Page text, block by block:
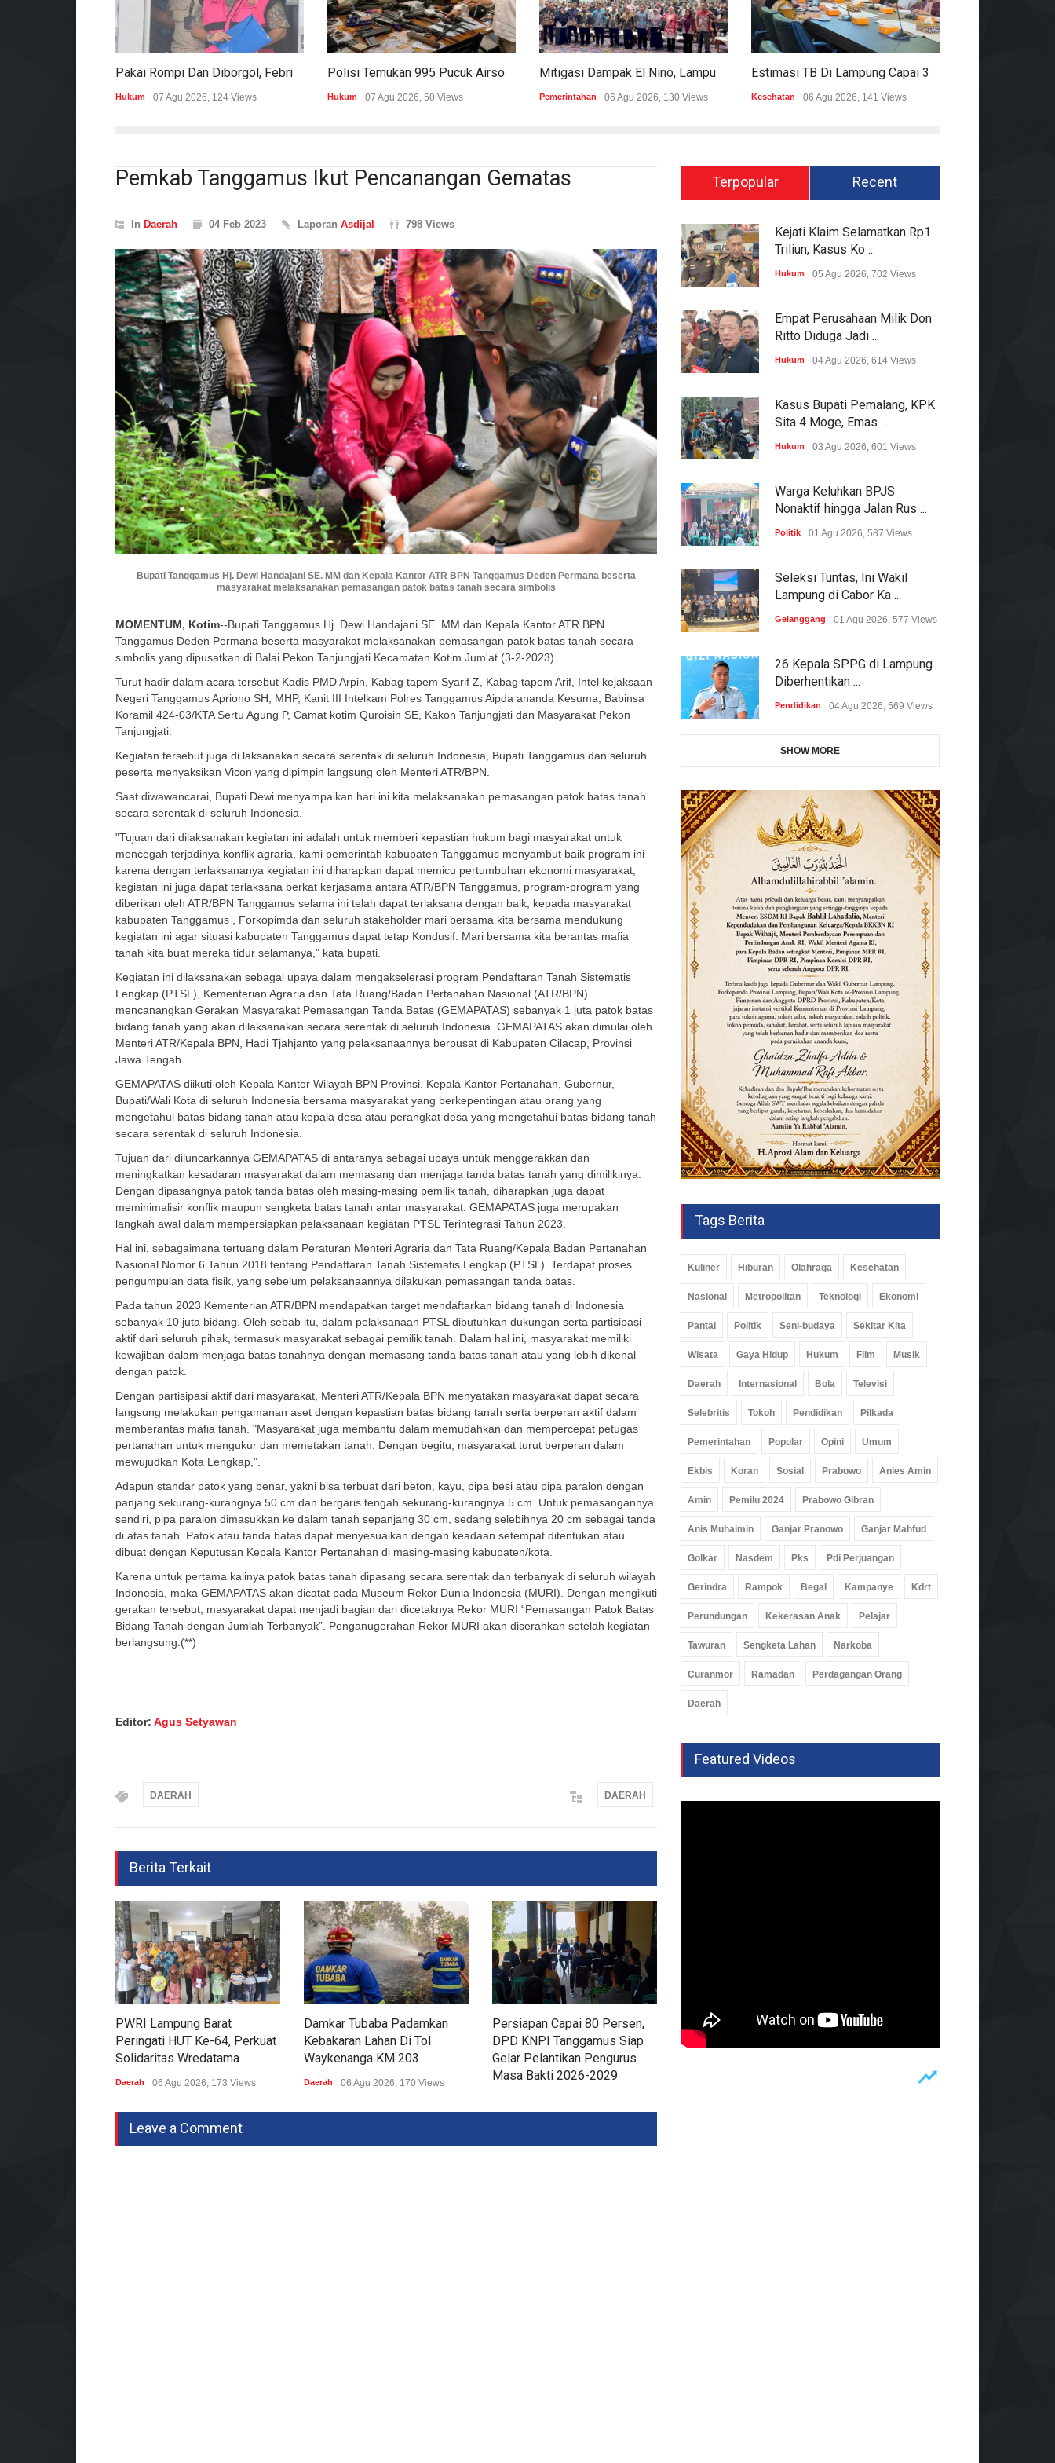
Hukum 07 Agu 2026, 124 Views Hukum 07 Agu 2026, 50 Views Pemerintahan 06 Agu 2026, 130 Views Kesehatan 06 Agu 2026, 141 Views
Pemkab Tanggamus Ikut Pencanangan Gematas
In Daerah 04 Feb 2023 Laporan Asdijal 798 Views
Bupati Tanggamus Hj. Dewi Handajani SE. MM dan Kepala Kantor ATR BPN Tanggamus Deden Permana beserta
masyarakat melaksanakan pemasangan patok batas tanah secara simbolis
MOMENTUM, Kotim--Bupati Tanggamus Hj. Dewi Handajani SE. MM dan Kepala Kantor ATR BPN
Tanggamus Deden Permana beserta masyarakat melaksanakan pemasangan patok batas tanah secara
simbolis yang dipusatkan di Balai Pekon Tanjungjati Kecamatan Kotim Jum'at (3-2-2023).
Turut hadir dalam acara tersebut Kadis PMD Arpin, Kabag tapem Syarif Z, Kabag tapem Arif, Intel kejaksaan
Negeri Tanggamus Apriono SH, MHP, Kanit III Intelkam Polres Tanggamus Aipda ananda Kesuma, Babinsa
Koramil 424-03/KTA Sertu Agung P, Camat kotim Quroisin SE, Kakon Tanjungjati dan Masyarakat Pekon
Tanjungjati.
Kegiatan tersebut juga di laksanakan secara serentak di seluruh Indonesia, Bupati Tanggamus dan seluruh
peserta menyaksikan Vicon yang dipimpin langsung oleh Menteri ATR/BPN.
Saat diwawancarai, Bupati Dewi menyampaikan hari ini kita melaksanakan pemasangan patok batas tanah
secara serentak di seluruh Indonesia.
"Tujuan dari dilaksanakan kegiatan ini adalah untuk memberi kepastian hukum bagi masyarakat untuk
mencegah terjadinya konflik agraria, kami pemerintah kabupaten Tanggamus menyambut baik program ini
karena dengan terlaksananya kegiatan ini diharapkan dapat memicu pertumbuhan ekonomi masyarakat,
kegiatan ini juga dapat terlaksana berkat kerjasama antara ATR/BPN Tanggamus, program-program yang
diberikan oleh ATR/BPN Tanggamus selama ini telah dapat terlaksana dengan baik, kepada masyarakat
kabupaten Tanggamus , Forkopimda dan seluruh stakeholder mari bersama kita bersama mendukung
kegiatan ini agar situasi kabupaten Tanggamus dapat tetap Kondusif. Mari bersama kita berantas mafia
tanah kita buat mereka tidur selamanya," kata bupati.
Kegiatan ini dilaksanakan sebagai upaya dalam mengakselerasi program Pendaftaran Tanah Sistematis
Lengkap (PTSL), Kementerian Agraria dan Tata Ruang/Badan Pertanahan Nasional (ATR/BPN)
mencanangkan Gerakan Masyarakat Pemasangan Tanda Batas (GEMAPATAS) sebanyak 1 juta patok batas
bidang tanah yang akan dilaksanakan secara serentak di seluruh Indonesia. GEMAPATAS akan dimulai oleh
Menteri ATR/Kepala BPN, Hadi Tjahjanto yang pelaksanaannya berpusat di Kabupaten Cilacap, Provinsi
Jawa Tengah.
GEMAPATAS diikuti oleh Kepala Kantor Wilayah BPN Provinsi, Kepala Kantor Pertanahan, Gubernur,
Bupati/Wali Kota di seluruh Indonesia bersama masyarakat yang berkepentingan atau orang yang
mengetahui batas bidang tanah atau kepala desa atau perangkat desa yang mengetahui batas bidang tanah
secara serentak di seluruh Indonesia.
Tujuan dari diluncarkannya GEMAPATAS di antaranya sebagai upaya untuk menggerakkan dan
meningkatkan kesadaran masyarakat dalam memasang dan menjaga tanda batas tanah yang dimilikinya.
Dengan dipasangnya patok tanda batas oleh masing-masing pemilik tanah, diharapkan juga dapat
meminimalisir konflik maupun sengketa batas tanah antar masyarakat. GEMAPATAS juga merupakan
langkah awal dalam mempersiapkan pelaksanaan kegiatan PTSL Terintegrasi Tahun 2023.
Hal ini, sebagaimana tertuang dalam Peraturan Menteri Agraria dan Tata Ruang/Kepala Badan Pertanahan
Nasional Nomor 6 Tahun 2018 tentang Pendaftaran Tanah Sistematis Lengkap (PTSL). Terdapat proses
pengumpulan data fisik, yang sebelum pelaksanaannya dilakukan pemasangan tanda batas.
Pada tahun 2023 Kementerian ATR/BPN mendapatkan target mendaftarkan bidang tanah di Indonesia
sebanyak 10 juta bidang. Oleh sebab itu, dalam pelaksanaan PTSL dibutuhkan dukungan serta partisipasi
aktif dari seluruh pihak, termasuk masyarakat sebagai pemilik tanah. Dalam hal ini, masyarakat memiliki
kewajiban dalam menjaga batas tanahnya dengan memasang tanda batas tanah atau yang lebih dikenal
dengan patok.
Dengan partisipasi aktif dari masyarakat, Menteri ATR/Kepala BPN menyatakan masyarakat dapat secara
langsung melakukan pengamanan aset dengan kepastian batas bidang tanah serta berperan aktif dalam
memberantas mafia tanah. "Masyarakat juga membantu dalam memudahkan dan mempercepat petugas
pertanahan untuk mengukur dan memetakan tanah. Dengan begitu, masyarakat turut berperan dalam
mewujudkan Kota Lengkap,".
Adapun standar patok yang benar, yakni bisa terbuat dari beton, kayu, pipa besi atau pipa paralon dengan
panjang sekurang-kurangnya 50 cm dan bergaris tengah sekurang-kurangnya 5 cm. Untuk pemasangannya
sendiri, pipa paralon dimasukkan ke dalam tanah sepanjang 30 cm, sedang selebihnya 20 cm sebagai tanda
di atas tanah. Patok atau tanda batas dapat menyesuaikan dengan keadaan setempat ditentukan atau
dibuat dengan Keputusan Kepala Kantor Pertanahan di masing-masing kabupaten/kota.
Karena untuk pertama kalinya patok batas tanah dipasang secara serentak dan terbanyak di seluruh wilayah
Indonesia, maka GEMAPATAS akan dicatat pada Museum Rekor Dunia Indonesia (MURI). Dengan mengikuti
gerakan tersebut, masyarakat dapat menjadi bagian dari dicetaknya Rekor MURI “Pemasangan Patok Batas
Bidang Tanah dengan Jumlah Terbanyak”. Penganugerahan Rekor MURI akan diserahkan setelah kegiatan
berlangsung.(**)
Editor: Agus Setyawan
DAERAH DAERAH
Berita Terkait
PWRI Lampung Barat
Peringati HUT Ke-64, Perkuat
Solidaritas Wredatama
Daerah 06 Agu 2026, 173 Views
Damkar Tubaba Padamkan
Kebakaran Lahan Di Tol
Waykenanga KM 203
Daerah 06 Agu 2026, 170 Views
Persiapan Capai 80 Persen,
DPD KNPI Tanggamus Siap
Gelar Pelantikan Pengurus
Masa Bakti 2026-2029
Dispar Pesawaran Jajaki
Kerja Sama Dengan Imigrasi
Leave a Comment
Terpopular Recent
Kejati Klaim Selamatkan Rp1
Triliun, Kasus Ko ...
Hukum 05 Agu 2026, 702 Views
Empat Perusahaan Milik Don
Ritto Diduga Jadi ...
Hukum 04 Agu 2026, 614 Views
Kasus Bupati Pemalang, KPK
Sita 4 Moge, Emas ...
Hukum 03 Agu 2026, 601 Views
Warga Keluhkan BPJS
Nonaktif hingga Jalan Rus ...
Politik 01 Agu 2026, 587 Views
Seleksi Tuntas, Ini Wakil
Lampung di Cabor Ka ...
Gelanggang 01 Agu 2026, 577 Views
26 Kepala SPPG di Lampung
Diberhentikan ...
Pendidikan 04 Agu 2026, 569 Views
SHOW MORE
Tags Berita
Kuliner Hiburan Olahraga Kesehatan
Nasional Metropolitan Teknologi Ekonomi
Pantai Politik Seni-budaya Sekitar Kita
Wisata Gaya Hidup Hukum Film Musik
Daerah Internasional Bola Televisi
Selebritis Tokoh Pendidikan Pilkada
Pemerintahan Popular Opini Umum
Ekbis Koran Sosial Prabowo Anies Amin
Amin Pemilu 2024 Prabowo Gibran
Anis Muhaimin Ganjar Pranowo Ganjar Mahfud
Golkar Nasdem Pks Pdi Perjuangan
Gerindra Rampok Begal Kampanye Kdrt
Perundungan Kekerasan Anak Pelajar
Tawuran Sengketa Lahan Narkoba
Curanmor Ramadan Perdagangan Orang
Daerah
Featured Videos